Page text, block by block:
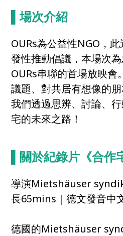
▌場次介紹
OURs為公益性NGO，
發性推動倡議，本場次
OURs串聯的首場放映會
議題、對共居有想像的
我們透過思辨、討論、
宅的未來之路！
關於紀錄片《合作
導演Mietshäuser
長65mins｜德文發音中
德國的Mietshäuser